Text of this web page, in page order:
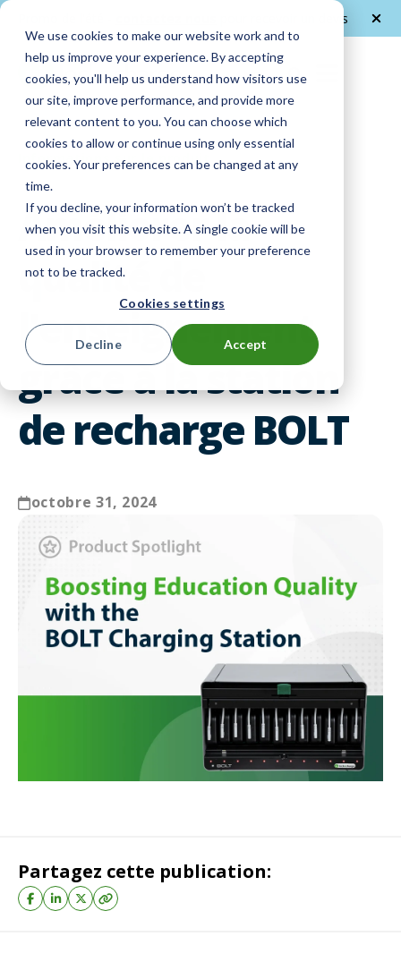
We use cookies to make our website work and to
help us improve your experience. By accepting
cookies, you'll help us understand how visitors use
our site, improve performance, and provide more
relevant content to you. You can choose which
cookies to allow or continue using only essential
cookies. Your preferences can be changed at any
time.
If you decline, your information won’t be tracked
when you visit this website. A single cookie will be
used in your browser to remember your preference
not to be tracked.
Cookies settings
Accept
Decline
pour recevoir un devis
FR
Informations sur le produit
Améliorer la
qualité de
l'enseignement
grâce à la station
de recharge BOLT
octobre 31, 2024
Partagez cette publication: